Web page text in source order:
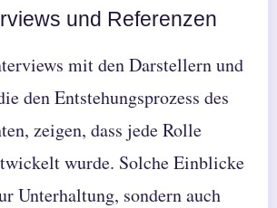
und Referenzen
mit den Darstellern und
den Entstehungsprozess des
zeigen, dass jede Rolle
wurde. Solche Einblicke
Unterhaltung, sondern auch